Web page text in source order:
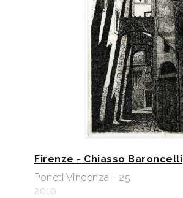
Firenze - Chiasso Baroncelli
Poneti Vincenza - 25
2010